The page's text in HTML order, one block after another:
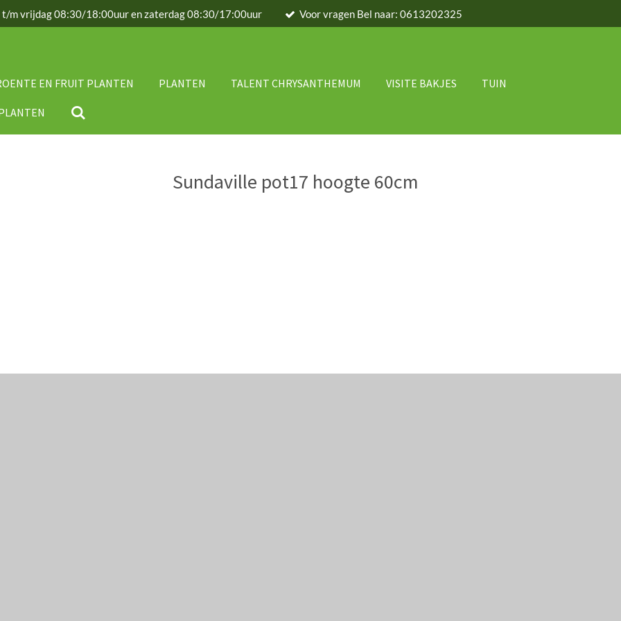
t/m vrijdag 08:30/18:00uur en zaterdag 08:30/17:00uur Voor vragen Bel naar: 0613202325
EN FRUIT PLANTEN PLANTEN TALENT CHRYSANTHEMUM VISITE BAKJES TUIN
Sundaville pot17 hoogte 60cm